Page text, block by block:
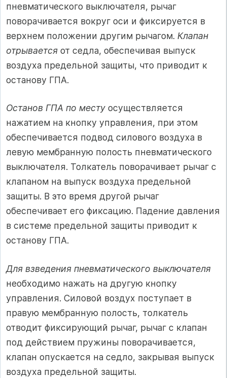
пневматического выключателя, рычаг
поворачивается вокруг оси и фиксируется в
верхнем положении другим рычагом. Клапан
отрывается от седла, обеспечивая выпуск
воздуха предельной защиты, что приводит к
останову ГПА.
Останов ГПА по месту осуществляется
нажатием на кнопку управления, при этом
обеспечивается подвод силового воздуха в
левую мембранную полость пневматического
выключателя. Толкатель поворачивает рычаг с
клапаном на выпуск воздуха предельной
защиты. В это время другой рычаг
обеспечивает его фиксацию. Падение давления
в системе предельной защиты приводит к
останову ГПА.
Для взведения пневматического выключателя
необходимо нажать на другую кнопку
управления. Силовой воздух поступает в
правую мембранную полость, толкатель
отводит фиксирующий рычаг, рычаг с клапан
под действием пружины поворачивается,
клапан опускается на седло, закрывая выпуск
воздуха предельной защиты.